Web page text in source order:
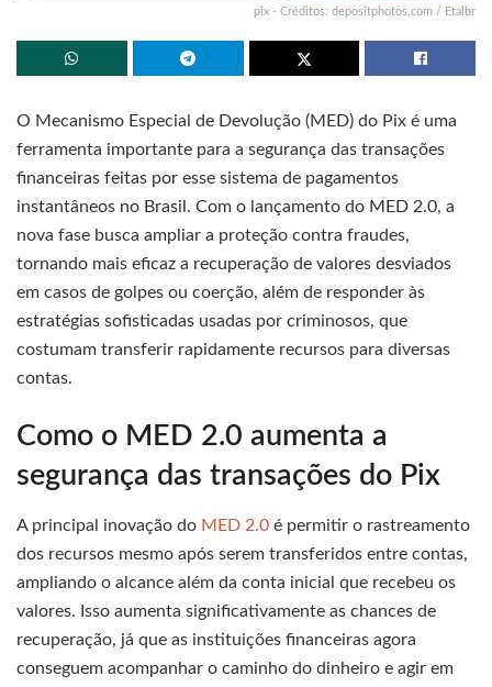
pix - Créditos: depositphotos.com / Etalbr
O Mecanismo Especial de Devolução (MED) do Pix é uma
ferramenta importante para a segurança das transações
financeiras feitas por esse sistema de pagamentos
instantâneos no Brasil. Com o lançamento do MED 2.0, a
nova fase busca ampliar a proteção contra fraudes,
tornando mais eficaz a recuperação de valores desviados
em casos de golpes ou coerção, além de responder às
estratégias sofisticadas usadas por criminosos, que
costumam transferir rapidamente recursos para diversas
contas.
Como o MED 2.0 aumenta a
segurança das transações do Pix
A principal inovação do MED 2.0 é permitir o rastreamento
dos recursos mesmo após serem transferidos entre contas,
ampliando o alcance além da conta inicial que recebeu os
valores. Isso aumenta significativamente as chances de
recuperação, já que as instituições financeiras agora
conseguem acompanhar o caminho do dinheiro e agir em